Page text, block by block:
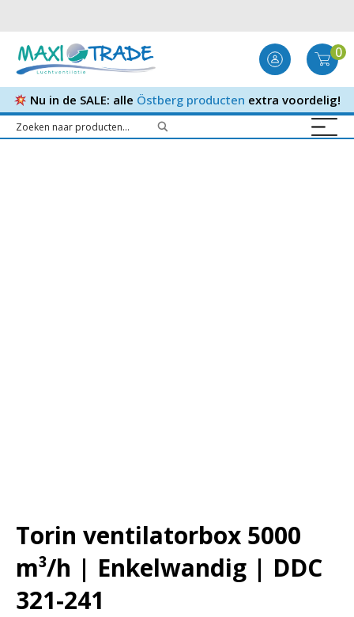
0
Nu in de SALE: alle Östberg producten extra voordelig!
Torin ventilatorbox 5000
m³/h | Enkelwandig | DDC
321-241